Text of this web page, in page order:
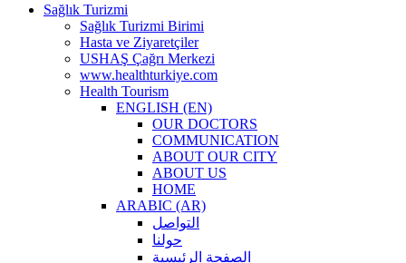
Sağlık Turizmi
Sağlık Turizmi Birimi
Hasta ve Ziyaretçiler
USHAŞ Çağrı Merkezi
www.healthturkiye.com
Health Tourism
ENGLISH (EN)
OUR DOCTORS
COMMUNICATION
ABOUT OUR CITY
ABOUT US
HOME
ARABIC (AR)
التواصل
حولنا
الصفحة الرئيسية